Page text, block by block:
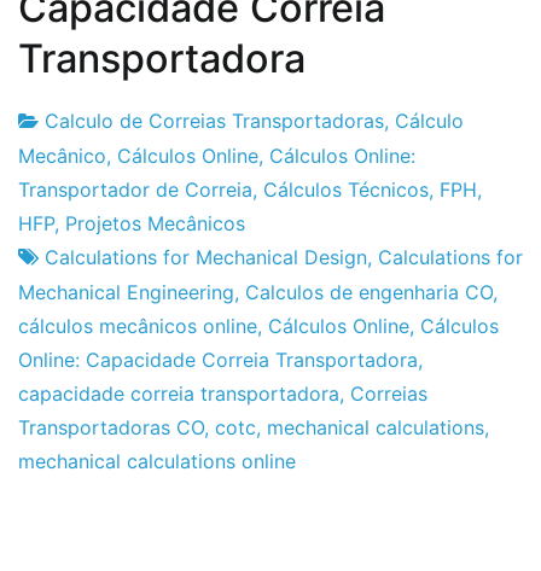
Transportadora
Fabrica
do
Projeto
1
de
Abril
de
2012
Calculo de Correias Transportadoras, Cálculo
Mecânico, Cálculos Online, Cálculos Online:
Transportador de Correia, Cálculos Técnicos, FPH,
HFP, Projetos Mecânicos
Calculations for Mechanical Design, Calculations for
Mechanical Engineering, Calculos de engenharia CO,
cálculos mecânicos online, Cálculos Online, Cálculos
Online: Capacidade Correia Transportadora,
capacidade correia transportadora, Correias
Transportadoras CO, cotc, mechanical calculations,
mechanical calculations online